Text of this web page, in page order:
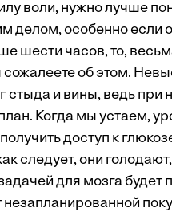
воли, нужно лучше
делом, особенно если
шести часов, то,
об этом.
стыда и вины, ведь
Когда мы устаем,
доступ к
следует, они
для мозга будет